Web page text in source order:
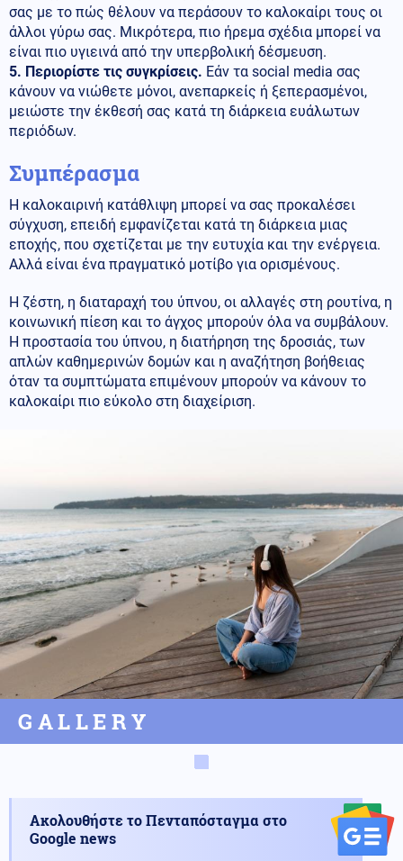
σας με το πώς θέλουν να περάσουν το καλοκαίρι τους οι
άλλοι γύρω σας. Μικρότερα, πιο ήρεμα σχέδια μπορεί να
είναι πιο υγιεινά από την υπερβολική δέσμευση.
5. Περιορίστε τις συγκρίσεις. Εάν τα social media σας
κάνουν να νιώθετε μόνοι, ανεπαρκείς ή ξεπερασμένοι,
μειώστε την έκθεσή σας κατά τη διάρκεια ευάλωτων
περιόδων.
Συμπέρασμα
Η καλοκαιρινή κατάθλιψη μπορεί να σας προκαλέσει
σύγχυση, επειδή εμφανίζεται κατά τη διάρκεια μιας
εποχής, που σχετίζεται με την ευτυχία και την ενέργεια.
Αλλά είναι ένα πραγματικό μοτίβο για ορισμένους.
Η ζέστη, η διαταραχή του ύπνου, οι αλλαγές στη ρουτίνα, η
κοινωνική πίεση και το άγχος μπορούν όλα να συμβάλουν.
Η προστασία του ύπνου, η διατήρηση της δροσιάς, των
απλών καθημερινών δομών και η αναζήτηση βοήθειας
όταν τα συμπτώματα επιμένουν μπορούν να κάνουν το
καλοκαίρι πιο εύκολο στη διαχείριση.
GALLERY
Ακολουθήστε το Πενταπόσταγμα στο
Google news